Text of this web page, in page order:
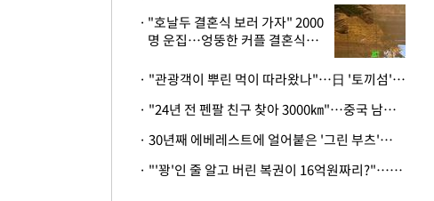
"호날두 결혼식 보러 가자" 2000
명 운집…엉뚱한 커플 결혼식에
· "관광객이 뿌린 먹이 따라왔나"…日 '토끼섬' 멧돼지, 토끼까지 사냥
· "24년 전 펜팔 친구 찾아 3000㎞"…중국 남성 사연에 '뭉클'
· 30년째 에베레스트에 얼어붙은 '그린 부츠'…드디어 가족 품으로
· "'꽝'인 줄 알고 버린 복권이 16억원짜리?"…극적으로 되찾은 사연